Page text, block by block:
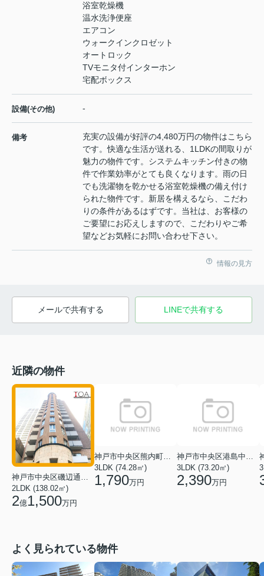
浴室乾燥機
温水洗浄便座
エアコン
ウォークインクロゼット
オートロック
TVモニタ付インターホン
宅配ボックス
設備(その他) -
備考
充実の設備が好評の4,480万円の物件はこちら
です。快適な生活が送れる、1LDKの間取りが
魅力の物件です。システムキッチン付きの物
件で作業効率がとても良くなります。雨の日
でも洗濯物を乾かせる浴室乾燥機の備え付け
られた物件です。新居を構えるなら、こだわ
りの条件があるはずです。当社は、お客様の
ご要望にお応えしますので、こだわりやご希
望などお気軽にお問い合わせ下さい。
情報の見方
メールで共有する LINEで共有する
近隣の物件
神戸市中央区磯辺通４丁目
2LDK (138.02㎡)
2億1,500万円
神戸市中央区熊内町５丁目
3LDK (74.28㎡)
1,790万円
神戸市中央区港島中町６丁目
3LDK (73.20㎡)
2,390万円
よく見られている物件